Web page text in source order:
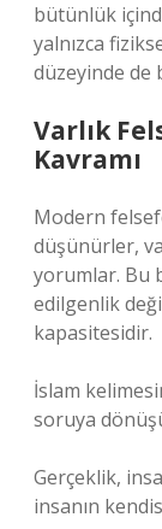
bütünlük
yalnızca
düzeyinde de
Varlık
Kavramı
Modern
düşünürler,
yorumlar. Bu
edilgenlik
kapasitesidir.
İslam
soruya
Gerçeklik,
insanın